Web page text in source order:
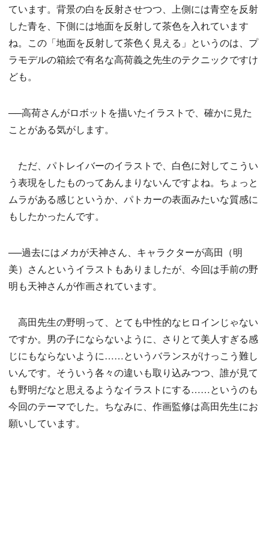
ています。背景の白を反射させつつ、上側には青空を反射
した青を、下側には地面を反射して茶色を入れています
ね。この「地面を反射して茶色く見える」というのは、プ
ラモデルの箱絵で有名な高荷義之先生のテクニックですけ
ども。
──高荷さんがロボットを描いたイラストで、確かに見た
ことがある気がします。
ただ、パトレイバーのイラストで、白色に対してこうい
う表現をしたものってあんまりないんですよね。ちょっと
ムラがある感じというか、パトカーの表面みたいな質感に
もしたかったんです。
──過去にはメカが天神さん、キャラクターが高田（明
美）さんというイラストもありましたが、今回は手前の野
明も天神さんが作画されています。
高田先生の野明って、とても中性的なヒロインじゃない
ですか。男の子にならないように、さりとて美人すぎる感
じにもならないように……というバランスがけっこう難し
いんです。そういう各々の違いも取り込みつつ、誰が見て
も野明だなと思えるようなイラストにする……というのも
今回のテーマでした。ちなみに、作画監修は高田先生にお
願いしています。